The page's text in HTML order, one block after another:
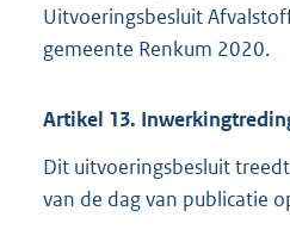
Uitvoeringsbesluit
gemeente Renkum 2020.
Artikel 13.
Dit uitvoeringsbesluit
van de dag van publicatie